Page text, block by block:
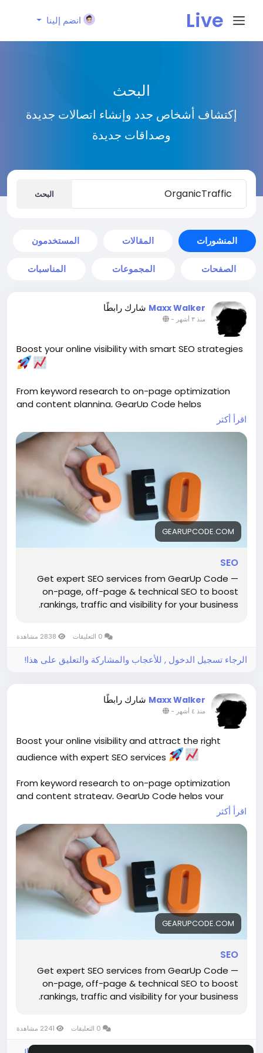
Live
n
انضم إلينا
البحث
إكتشاف أشخاص جدد وإنشاء اتصالات جديدة
وصداقات جديدة
البحث
المنشورات المقالات المستخدمون
الصفحات المجموعات المناسبات
Maxx Walker شارك رابطًا
منذ ٣ أشهر -
Boost your online visibility with smart SEO strategies
From keyword research to on-page optimization
and content planning, GearUp Code helps
businesses attract the right audience and drive
long-term organic growth. ()
Explore: https://gearupcode.com/seo-services/
#SEOservices#DigitalMarketing
#GearUpCode
#SearchEngineOptimization
#BusinessGrowth
#OrganicTraffic #SEOStrategy#MarketingTips
اقرأ أكثر
GEARUPCODE.COM
SEO
Get expert SEO services from GearUp Code —
on-page, off-page & technical SEO to boost
rankings, traffic and visibility for your business.
الرجاء تسجيل الدخول , للأعجاب والمشاركة والتعليق على هذا!
Maxx Walker شارك رابطًا
منذ ٤ أشهر -
Boost your online visibility and attract the right
audience with expert SEO services
From keyword research to on-page optimization
and content strategy, GearUp Code helps your
business grow with sustainable organic traffic. ()
Explore:https://gearupcode.com/seo-services/
#SEOservices#DigitalMarketing
#SearchEngineOptimization
#BusinessGrowth
#OrganicTraffic#SEOStrategy#MarketingTips
اقرأ أكثر
GEARUPCODE.COM
SEO
Get expert SEO services from GearUp Code —
on-page, off-page & technical SEO to boost
rankings, traffic and visibility for your business.